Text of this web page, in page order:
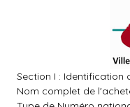
Section I : Identification
Nom complet de